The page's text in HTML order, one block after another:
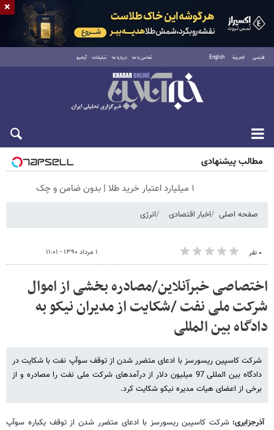
فارسی العربية English تماس با ما درباره ما تبلیغات آرشیو
پنجشنبه ۱۵ مرداد ۱۴۰۵
مطالب پیشنهادی
۱ میلیارد اعتبار خرید طلا | بدون ضامن و چک
صفحه اصلی اخبار اقتصادی انرژی
۰ نفر ۱ مرداد ۱۳۹۰ - ۱۱:۰۱
اختصاصی خبرآنلاین/مصادره بخشی از اموال
شرکت ملی نفت /شکایت از مدیران نیکو به
دادگاه بین المللی
شرکت کاسپین ریسورسز با ادعای متضرر شدن از توقف سوآپ نفت با شکایت در
دادگاه بین المللی 97 میلیون دلار از درآمدهای شرکت ملی نفت را مصادره و از
برخی از اعضای هیات مدیره نیکو شکایت کرد.
آذرجزایری: شرکت کاسپین ریسورسز با ادعای متضرر شدن از توقف یکباره سوآپ
×